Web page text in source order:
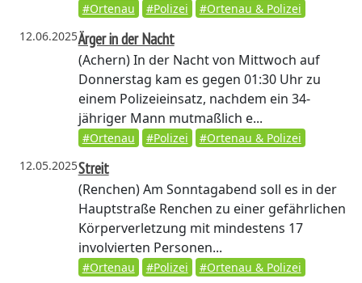
#Ortenau #Polizei
#Ortenau & Polizei
12.06.2025Ärger in der Nacht
(Achern)In der Nacht von Mittwoch auf
Donnerstag kam es gegen 01:30 Uhr zu
einem Polizeieinsatz, nachdem ein 34-
jähriger Mann mutmaßlich e...
#Ortenau #Polizei
#Ortenau & Polizei
12.05.2025Streit
(Renchen)Am Sonntagabend soll es in der
Hauptstraße Renchen zu einer gefährlichen
Körperverletzung mit mindestens 17
involvierten Personen...
#Ortenau #Polizei #Ortenau & Polizei